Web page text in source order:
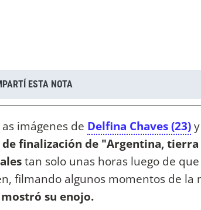
ESTA NOTA
as imágenes de Delfina Chaves (23)y
de finalización de "Argentina,
tan solo unas horas luego de
filmando algunos momentos de la
mostró su enojo.